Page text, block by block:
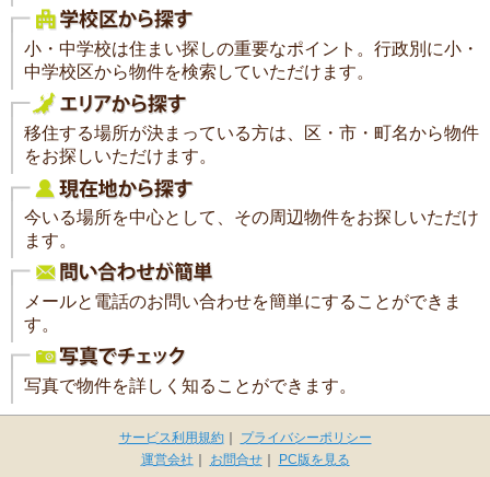
小・中学校は住まい探しの重要なポイント。行政別に小・
中学校区から物件を検索していただけます。
移住する場所が決まっている方は、区・市・町名から物件
をお探しいただけます。
今いる場所を中心として、その周辺物件をお探しいただけ
ます。
メールと電話のお問い合わせを簡単にすることができま
す。
写真で物件を詳しく知ることができます。
サービス利用規約｜
プライバシーポリシー
運営会社 ｜ お問合せ｜ PC版を見る